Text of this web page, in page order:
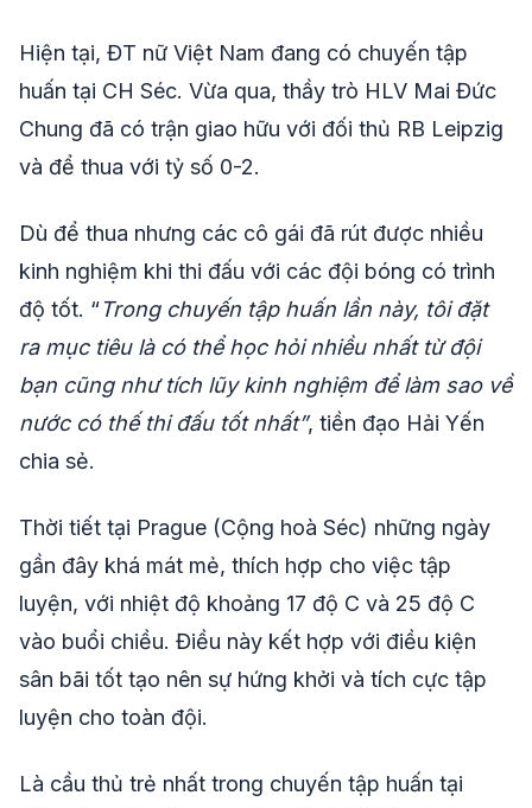
Hiện tại, ĐT nữ Việt Nam đang có chuyến tập
huấn tại CH Séc. Vừa qua, thầy trò HLV Mai Đức
Chung đã có trận giao hữu với đối thủ RB Leipzig
và để thua với tỷ số 0-2.
Dù để thua nhưng các cô gái đã rút được nhiều
kinh nghiệm khi thi đấu với các đội bóng có trình
độ tốt. “Trong chuyến tập huấn lần này, tôi đặt
ra mục tiêu là có thể học hỏi nhiều nhất từ đội
bạn cũng như tích lũy kinh nghiệm để làm sao về
nước có thế thi đấu tốt nhất”, tiền đạo Hải Yến
chia sẻ.
Thời tiết tại Prague (Cộng hoà Séc) những ngày
gần đây khá mát mẻ, thích hợp cho việc tập
luyện, với nhiệt độ khoảng 17 độ C và 25 độ C
vào buổi chiều. Điều này kết hợp với điều kiện
sân bãi tốt tạo nên sự hứng khởi và tích cực tập
luyện cho toàn đội.
Là cầu thủ trẻ nhất trong chuyến tập huấn tại